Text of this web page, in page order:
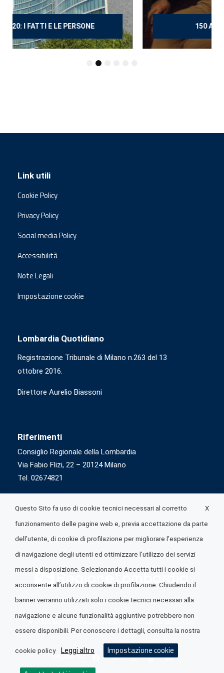
150 ANNI DOPO MANZONI
Link utili
Cookie Policy
Privacy Policy
Social media Policy
Accessibilità
Note Legali
Impostazione cookie
Lombardia Quotidiano
Registrazione Tribunale di Milano n.263 del 13
ottobre 2016.
Direttore Aurelio Biassoni
Riferimenti
Consiglio Regionale della Lombardia
Via Fabio Flizi, 22 – 20124 Milano
Tel. 02674821
© 2026 Lombardia Quotidiano è realizzato daA.R.I.A.
Seguici su
X
Questo Sito fa uso di cookie tecnici necessari al corretto
funzionamento delle pagine web e, previa accettazione da parte
dell’utente, di cookie di profilazione per migliorare l’esperienza
di navigazione degli utenti ed ottimizzare l’utilizzo dei servizi
messi a disposizione. Selezionando Accetta tutti i cookie si
acconsente all’utilizzo di cookie di profilazione. Chiudendo il
banner verranno utilizzati solo i cookie tecnici necessari alla
navigazione e alcune funzionalità aggiuntive potrebbero non
essere disponibili. Per conoscere i dettagli, consulta la nostra
cookie policy Leggi altro Impostazione cookie